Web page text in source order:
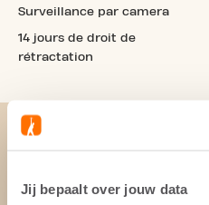
Jij bepaalt over jouw data
Surveillance par camera
14 jours de droit de
rétractation